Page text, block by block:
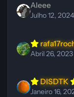
Aleee
Julho 12, 2024
Abril 26, 2023
DISDTK
Janeiro 16,